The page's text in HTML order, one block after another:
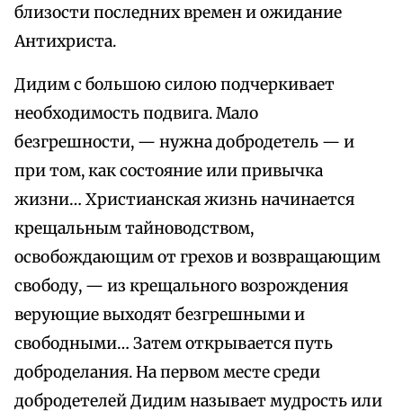
близости последних времен и ожидание
Антихриста.
Дидим с большою силою подчеркивает
необходимость подвига. Мало
безгрешности, — нужна добродетель — и
при том, как состояние или привычка
жизни… Христианская жизнь начинается
крещальным тайноводством,
освобождающим от грехов и возвращающим
свободу, — из крещального возрождения
верующие выходят безгрешными и
свободными… Затем открывается путь
доброделания. На первом месте среди
добродетелей Дидим называет мудрость или